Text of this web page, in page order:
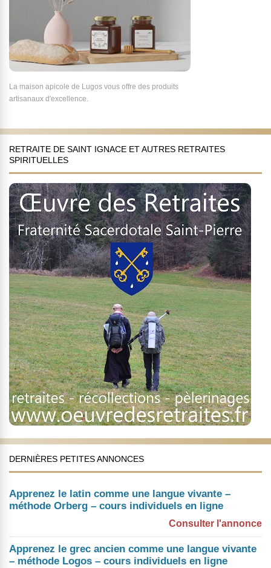
La maison apicole de Lugos vous offre des produits
artisanaux d'excellence.
RETRAITE DE SAINT IGNACE ET AUTRES RETRAITES
SPIRITUELLES
DERNIÈRES PETITES ANNONCES
Apprenez le latin comme une langue vivante –
méthode Orberg – cours individuels en ligne
Consulter l'annonce
Apprenez le grec ancien comme une langue vivante
– méthode Logos – cours individuels en ligne